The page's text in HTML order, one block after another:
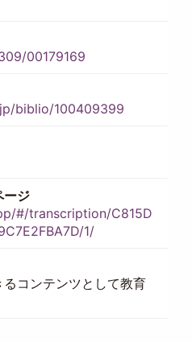
00179169
biblio/100409399
ージ
#/transcription/C815D
1/
コンテンツとして教育